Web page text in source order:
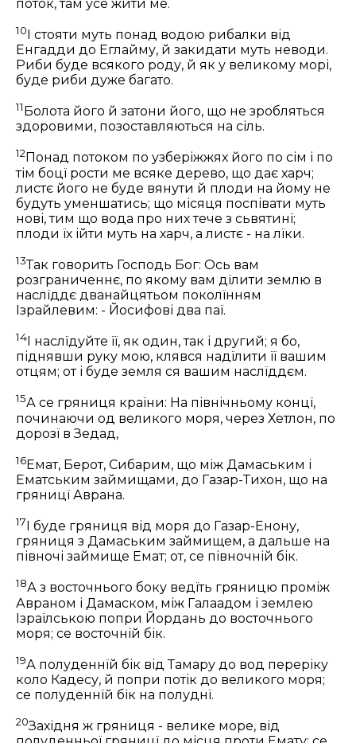
поток, там усе жити ме.
10І стояти муть понад водою рибалки від
Енгадди до Еглайму, й закидати муть неводи.
Риби буде всякого роду, й як у великому морі,
буде риби дуже багато.
11 Болота його й затони його, що не зробляться
здоровими, позоставляються на сіль.
12Понад потоком по узберіжжях його по сім і по
тім боцї рости ме всяке дерево, що дає харч;
листє його не буде вянути й плоди на йому не
будуть уменшатись; що місяця поспівати муть
нові, тим що вода про них тече з сьвятинї;
плоди їх ійти муть на харч, а листє - на лїки.
13Так говорить Господь Бог: Ось вам
розграниченнє, по якому вам дїлити землю в
наслїддє дванайцятьом поколїнням
Ізрайлевим: - Йосифові два паї.
14 І наслїдуйте її, як один, так і другий; я бо,
піднявши руку мою, клявся надїлити її вашим
отцям; от і буде земля ся вашим наслїддєм.
15А се гряниця країни: На північньому концї,
починаючи од великого моря, через Хетлон, по
дорозї в Зедад,
16Емат, Берот, Сибарим, що між Дамаським і
Ематським займищами, до Газар-Тихон, що на
гряницї Аврана.
17
І буде гряниця від моря до Газар-Енону,
гряниця з Дамаським займищем, а дальше на
півночі займище Емат; от, се півночній бік.
18А з восточнього боку ведїть гряницю проміж
Авраном і Дамаском, між Галаадом і землею
Ізраїлською попри Йордань до восточнього
моря; се восточній бік.
19А полуденнїй бік від Тамару до вод переріку
коло Кадесу, й попри потік до великого моря;
се полуденнїй бік на полуднї.
20Західня ж гряниця - велике море, від